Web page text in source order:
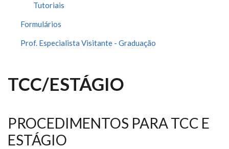
Tutoriais
Formulários
Prof. Especialista Visitante - Graduação
TCC/ESTÁGIO
PROCEDIMENTOS PARA TCC E
ESTÁGIO